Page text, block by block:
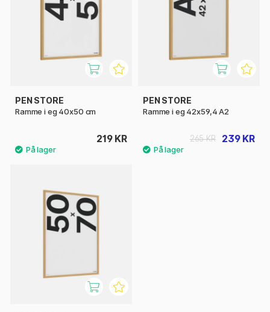
PEN STORE
Ramme i eg 40x50 cm
219 KR
PEN STORE
Ramme i eg 42x59,4 A2
239 KR
265 KR